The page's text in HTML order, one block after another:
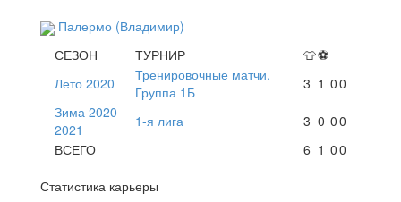
Палермо (Владимир)
СЕЗОН
ТУРНИР 👕⚽
Лето 2020
Тренировочные матчи.
Группа 1Б
3 1 00
Зима 2020-
2021
1-я лига 3 0 00
ВСЕГО
6 1 00
Статистика карьеры